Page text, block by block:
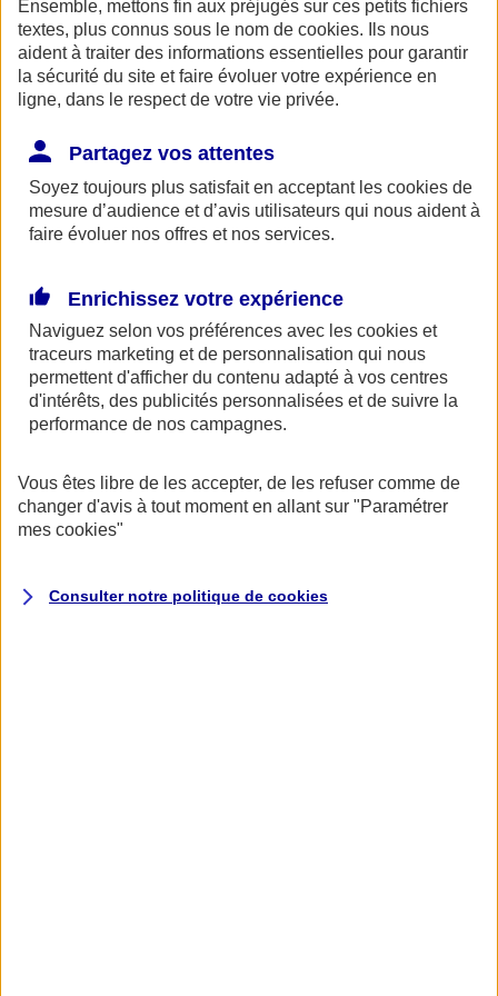
AXA Entraide met à votre disposition, ainsi qu'à celle de vos
proches une ligne de soutien psychologique. Ce service gratuit est
accessible 24h/24 au 0800 77 88 95.
Espace Client
Fermer le bandeau d'alerte
Ensemble, mettons fin aux préjugés sur ces petits fichiers
textes, plus connus sous le nom de cookies. Ils nous
aident à traiter des informations essentielles pour garantir
la sécurité du site et faire évoluer votre expérience en
ligne, dans le respect de votre vie privée.
Partagez vos attentes
Soyez toujours plus satisfait en acceptant les cookies de
mesure d’audience et d’avis utilisateurs qui nous aident à
faire évoluer nos offres et nos services.
Enrichissez votre expérience
Naviguez selon vos préférences avec les cookies et
traceurs marketing et de personnalisation qui nous
permettent d'afficher du contenu adapté à vos centres
d'intérêts, des publicités personnalisées et de suivre la
performance de nos campagnes.
Vous êtes libre de les accepter, de les refuser comme de
changer d'avis à tout moment en allant sur "Paramétrer
mes cookies"
Consulter notre politique de cookies